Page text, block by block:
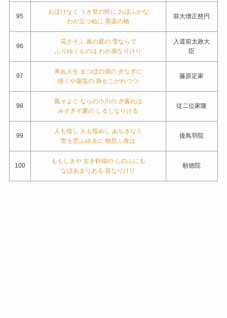
95
おほけなく うき世の民に おほふかな
わが立つ杣に 墨染の袖
前大僧正慈円
96
花さそふ 嵐の庭の 雪ならで
ふりゆくものは わが身なりけり
入道前太政大
臣
97
来ぬ人を まつほの浦の 夕なぎに
焼くや藻塩の 身もこがれつつ
藤原定家
98
風そよぐ ならの小川の 夕暮れは
みそぎぞ夏の しるしなりける
従二位家隆
99
人も惜し 人も恨めし あぢきなく
世を思ふゆゑに 物思ふ身は
後鳥羽院
100
ももしきや 古き軒端の しのぶにも
なほあまりある 昔なりけり
順徳院